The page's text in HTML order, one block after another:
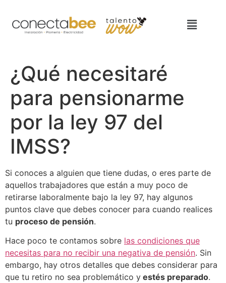
¿Qué necesitaré
para pensionarme
por la ley 97 del
IMSS?
Si conoces a alguien que tiene dudas, o eres parte de
aquellos trabajadores que están a muy poco de
retirarse laboralmente bajo la ley 97, hay algunos
puntos clave que debes conocer para cuando realices
tu proceso de pensión.
Hace poco te contamos sobre las condiciones que
necesitas para no recibir una negativa de pensión. Sin
embargo, hay otros detalles que debes considerar para
que tu retiro no sea problemático y estés preparado.